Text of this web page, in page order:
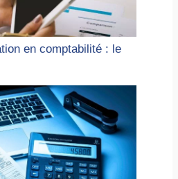
en comptabilité : le